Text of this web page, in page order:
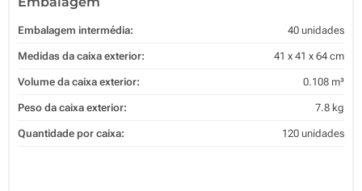
Embalagem intermédia: 40 unidades
Medidas da caixa exterior: 41 x 41 x 64 cm
Volume da caixa exterior: 0.108 m³
Peso da caixa exterior: 7.8 kg
Quantidade por caixa: 120 unidades